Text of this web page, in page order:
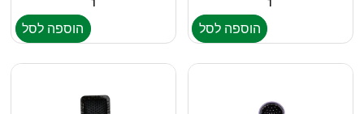
הוספה לסל הוספה לסל